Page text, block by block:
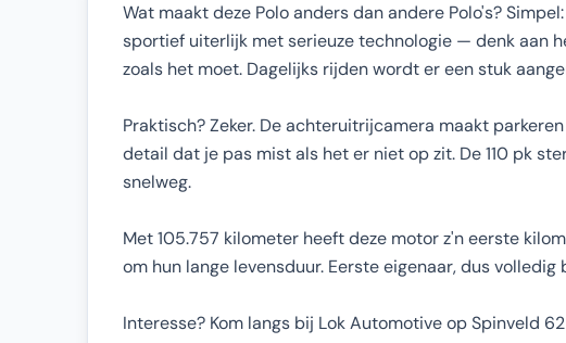
Wat maakt deze Polo anders dan andere Polo's?
sportief uiterlijk met serieuze technologie — denk aan
zoals het moet. Dagelijks rijden wordt er een stuk
Praktisch? Zeker. De achteruitrijcamera maakt
detail dat je pas mist als het er niet op zit. De 110 pk
snelweg.
Met 105.757 kilometer heeft deze motor z'n eerste
om hun lange levensduur. Eerste eigenaar, dus volledig
Interesse? Kom langs bij Lok Automotive op Spinveld